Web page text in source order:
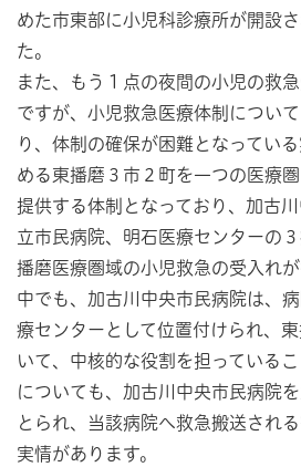
めた市東部に小児科診療所が開設
た。
また、もう１点の夜間の小児の救
ですが、小児救急医療体制につい
り、体制の確保が困難となってい
める東播磨３市２町を一つの医療
提供する体制となっており、加古
立市民病院、明石医療センターの
播磨医療圏域の小児救急の受入れが
中でも、加古川中央市民病院は、
療センターとして位置付けられ、
いて、中核的な役割を担っている
についても、加古川中央市民病院
とられ、当該病院へ救急搬送され
実情があります。